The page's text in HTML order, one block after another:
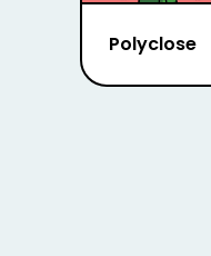
Polyclose